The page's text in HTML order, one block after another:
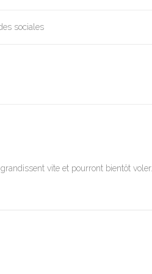
sociales
vite et pourront bientôt voler.